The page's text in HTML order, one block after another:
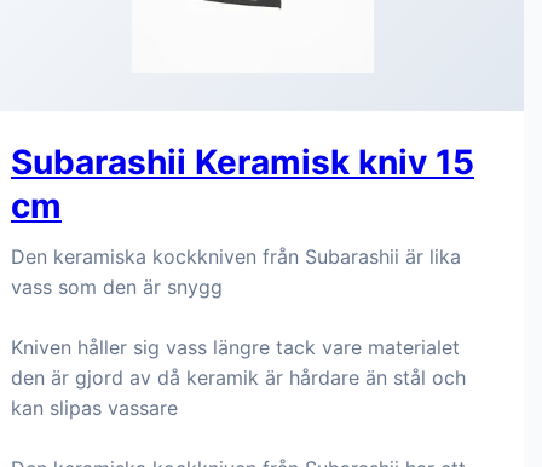
Subarashii Keramisk kniv 15
cm
Den keramiska kockkniven från Subarashii är lika
vass som den är snygg
Kniven håller sig vass längre tack vare materialet
den är gjord av då keramik är hårdare än stål och
kan slipas vassare